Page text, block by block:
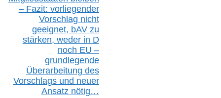
– Fazit: vorliegender
Vorschlag nicht
geeignet, bAVzu
stärken, weder in D
noch EU –
grundlegende
Überarbeitung des
Vorschlags und neuer
Ansatz nötig…